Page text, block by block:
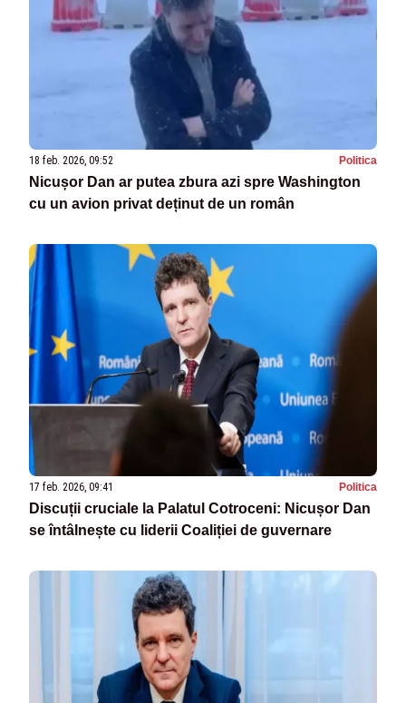
18 feb. 2026, 09:52 Politica
Nicușor Dan ar putea zbura azi spre Washington
cu un avion privat deținut de un român
17 feb. 2026, 09:41 Politica
Discuții cruciale la Palatul Cotroceni: Nicușor Dan
se întâlnește cu liderii Coaliției de guvernare